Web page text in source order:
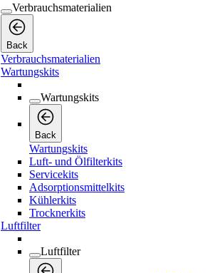
Verbrauchsmaterialien
Back
Verbrauchsmaterialien
Wartungskits
Wartungskits
Back
Wartungskits
Luft- und Ölfilterkits
Servicekits
Adsorptionsmittelkits
Kühlerkits
Trocknerkits
Luftfilter
Luftfilter